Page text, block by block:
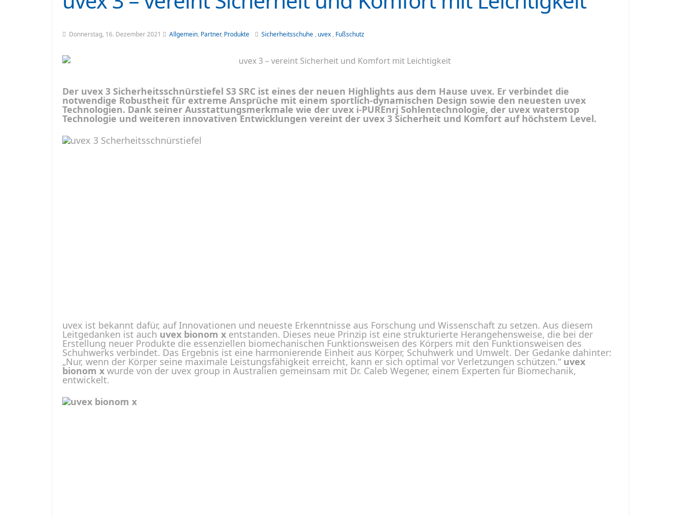
Donnerstag, 16. Dezember 2021 Allgemein, Partner, Produkte Sicherheitsschuhe , uvex , Fußschutz
Der uvex 3 Sicherheitsschnürstiefel S3 SRC ist eines der neuen Highlights aus dem Hause uvex. Er verbindet die
notwendige Robustheit für extreme Ansprüche mit einem sportlich-dynamischen Design sowie den neuesten uvex
Technologien. Dank seiner Ausstattungsmerkmale wie der uvex i-PUREnrj Sohlentechnologie, der uvex waterstop
Technologie und weiteren innovativen Entwicklungen vereint der uvex 3 Sicherheit und Komfort auf höchstem Level.
uvex ist bekannt dafür, auf Innovationen und neueste Erkenntnisse aus Forschung und Wissenschaft zu setzen. Aus diesem
Leitgedanken ist auch uvex bionom x entstanden. Dieses neue Prinzip ist eine strukturierte Herangehensweise, die bei der
Erstellung neuer Produkte die essenziellen biomechanischen Funktionsweisen des Körpers mit den Funktionsweisen des
Schuhwerks verbindet. Das Ergebnis ist eine harmonierende Einheit aus Körper, Schuhwerk und Umwelt. Der Gedanke dahinter:
„Nur, wenn der Körper seine maximale Leistungsfähigkeit erreicht, kann er sich optimal vor Verletzungen schützen.“ uvex
bionom x wurde von der uvex group in Australien gemeinsam mit Dr. Caleb Wegener, einem Experten für Biomechanik,
entwickelt.